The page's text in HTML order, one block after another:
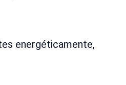
energéticamente,